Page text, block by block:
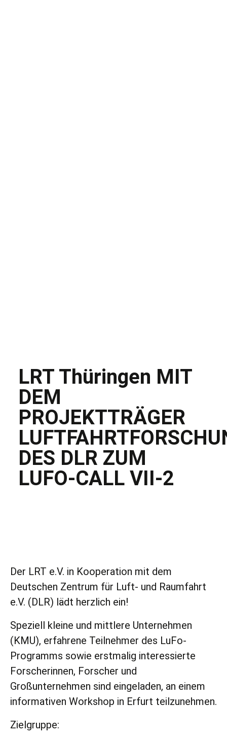
LRT Thüringen MIT
DEM
PROJEKTTRÄGER
DES DLR ZUM
LUFO-CALL VII-2
Der LRT e.V. in Kooperation mit dem
Deutschen Zentrum für Luft- und Raumfahrt
e.V. (DLR) lädt herzlich ein!
Speziell kleine und mittlere Unternehmen
(KMU), erfahrene Teilnehmer des LuFo-
Programms sowie erstmalig interessierte
Forscherinnen, Forscher und
Großunternehmen sind eingeladen, an einem
informativen Workshop in Erfurt teilzunehmen.
Zielgruppe: